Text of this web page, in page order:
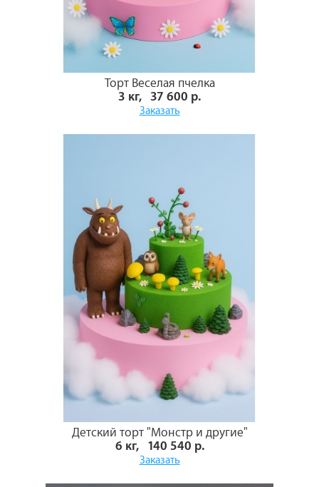
Торт Веселая пчелка
3 кг, 37 600 р.
Заказать
Детский торт "Монстр и другие"
6 кг, 140 540 р.
Заказать